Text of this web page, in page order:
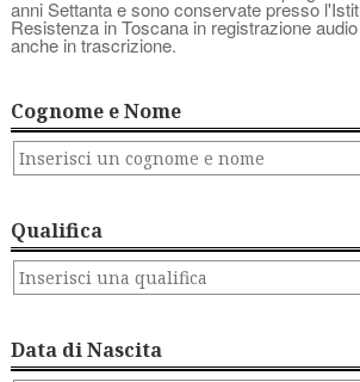
anni Settanta e sono conservate presso
Resistenza in Toscana in registrazione
anche in trascrizione.
Cognome e Nome
Qualifica
Data di Nascita